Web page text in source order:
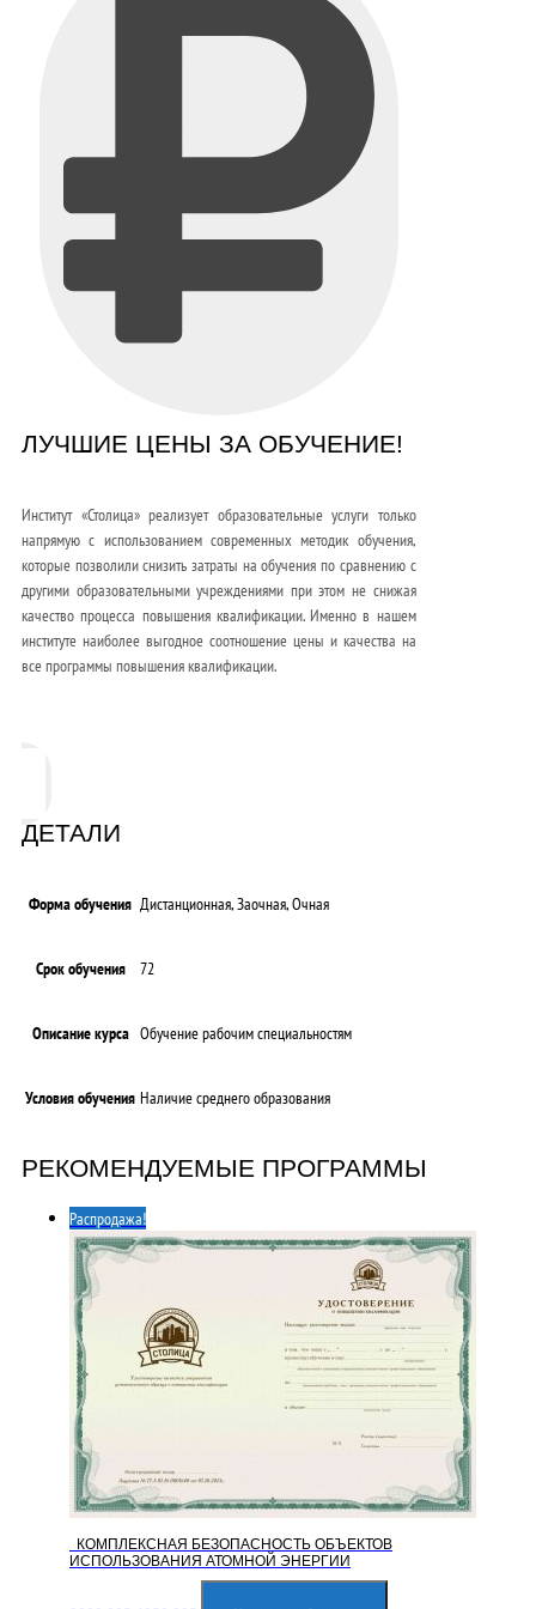
ЛУЧШИЕ ЦЕНЫ ЗА ОБУЧЕНИЕ!
Институт «Столица» реализует образовательные услуги только
напрямую с использованием современных методик обучения,
которые позволили снизить затраты на обучения по сравнению с
другими образовательными учреждениями при этом не снижая
качество процесса повышения квалификации. Именно в нашем
институте наиболее выгодное соотношение цены и качества на
все программы повышения квалификации.
ДЕТАЛИ
Форма обучения Дистанционная, Заочная, Очная
Срок обучения 72
Описание курса Обучение рабочим специальностям
Условия обучения Наличие среднего образования
РЕКОМЕНДУЕМЫЕ ПРОГРАММЫ
Распродажа!
КОМПЛЕКСНАЯ БЕЗОПАСНОСТЬ ОБЪЕКТОВ
ИСПОЛЬЗОВАНИЯ АТОМНОЙ ЭНЕРГИИ